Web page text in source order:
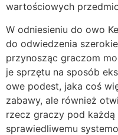
wartościowych
W odniesieniu do owo
do odwiedzenia
przynosząc graczom
je sprzętu na sposób
owe podest, jaka coś
zabawy, ale również
rzecz graczy pod
sprawiedliwemu